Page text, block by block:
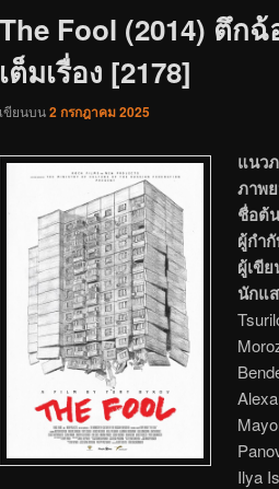
The Fool (2014) ตึก
เต็มเรื่อง [2178]
เขียนบน2 กรกฎาคม 2025
แนว
ภาพ
ชื่อต้
ผู้กำ
ผู้เขี
นักแ
Ilya